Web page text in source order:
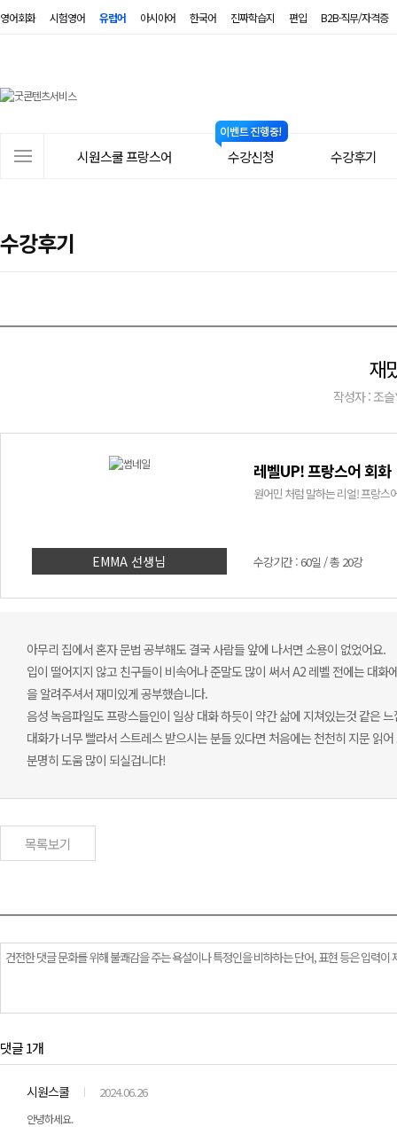
영어회화 시험영어 유럽어 아시아어 한국어 진짜학습지 편입 B2B·직무/자격증
뉴
시원스쿨 프랑스어 수강신청 수강후기
수강후기
재
작성자 : 조
EMMA 선생님
레벨UP! 프랑스어 회화
원어민 처럼 말하는 리얼! 프랑스
수강기간 : 60일 / 총 20강
아무리 집에서 혼자 문법 공부해도 결국 사람들 앞에 나서면 소용이 없었어요.
입이 떨어지지 않고 친구들이 비속어나 준말도 많이 써서 A2 레벨 전에는 대
을 알려주셔서 재미있게 공부했습니다.
음성 녹음파일도 프랑스들인이 일상 대화 하듯이 약간 삶에 지쳐있는것 같은
대화가 너무 빨라서 스트레스 받으시는 분들 있다면 처음에는 천천히 지문 읽
분명히 도움 많이 되실겁니다!
목록보기
댓글 1개
시원스쿨 2024.06.26
안녕하세요.